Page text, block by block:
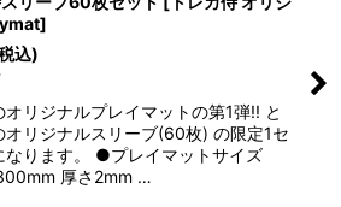
]
込)
オリジナルプレイマットの第1弾!! と
オリジナルスリーブ(60枚) の限定1セ
なります。 ●プレイマットサイズ
厚さ2mm …